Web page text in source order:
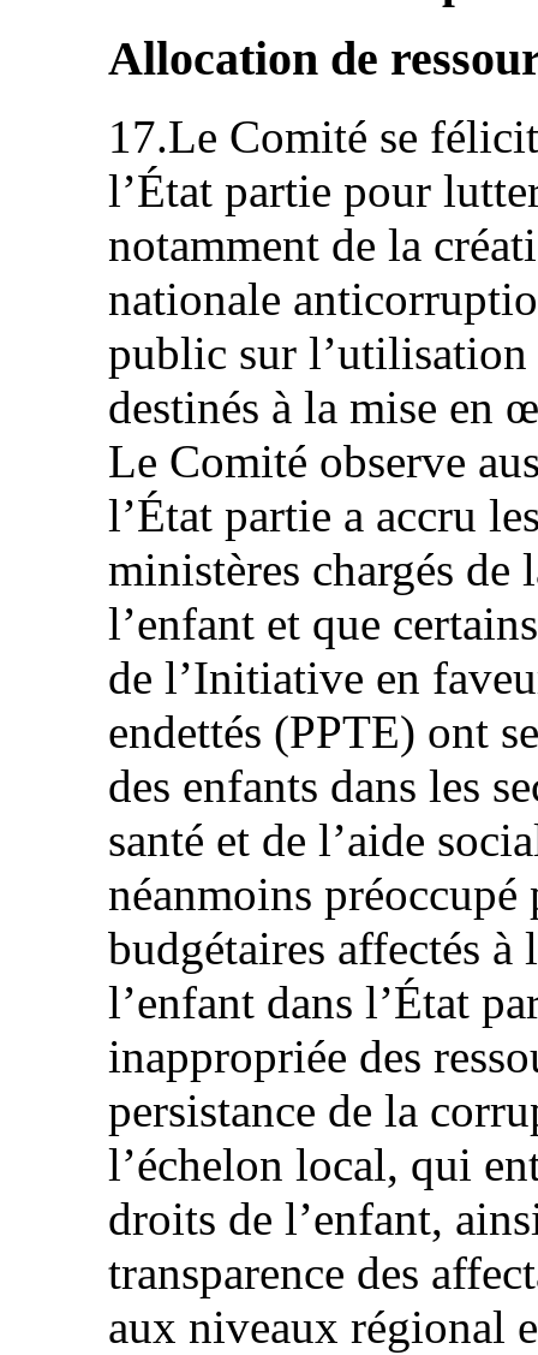
Allocation de
17.Le Comité se
l’État partie pour
notamment de la
nationale
public sur l’utilisation
destinés à la mise en
Le Comité observe
l’État partie a accru
ministères chargés de
l’enfant et que
de l’Initiative en
endettés (PPTE) ont
des enfants dans les
santé et de l’aide
néanmoins préoccupé
budgétaires affectés
l’enfant dans l’État
inappropriée des
persistance de la
l’échelon local, qui
droits de l’enfant,
transparence des
aux niveaux régional